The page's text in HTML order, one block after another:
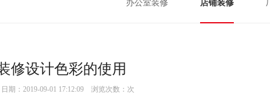
办公室装修 店铺装修
修设计色彩的使用
：2019-09-01 17:12:09 浏览次数： 次